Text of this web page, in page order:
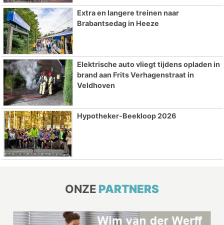
Extra en langere treinen naar
Brabantsedag in Heeze
Elektrische auto vliegt tijdens opladen in
brand aan Frits Verhagenstraat in
Veldhoven
Hypotheker-Beekloop 2026
ONZE PARTNERS